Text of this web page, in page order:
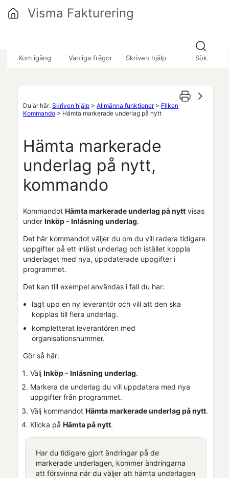
Kom igång Vanliga frågor Skriven hjälp Sök
Visma Fakturering
Du är här: Skriven hjälp > Allmänna funktioner> Fliken
Kommando > Hämta markerade underlag på nytt
Hämta markerade
underlag på nytt,
kommando
Kommandot Hämta markerade underlag på nytt visas
under Inköp - Inläsning underlag.
Det här kommandot väljer du om du vill radera tidigare
uppgifter på ett inläst underlag och istället koppla
underlaget med nya, uppdaterade uppgifter i
programmet.
Det kan till exempel användas i fall du har:
lagt upp en ny leverantör och vill att den ska
kopplas till flera underlag.
kompletterat leverantören med
organisationsnummer.
Gör så här:
Välj Inköp - Inläsning underlag.
Markera de underlag du vill uppdatera med nya
uppgifter från programmet.
Välj kommandot Hämta markerade underlag på nytt.
Klicka på Hämta på nytt.
Har du tidigare gjort ändringar på de
markerade underlagen, kommer ändringarna
att försvinna när du väljer att hämta underlagen